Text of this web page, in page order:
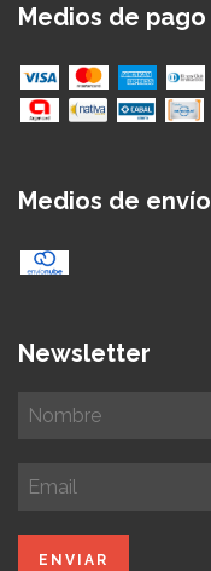
Medios de pago
Medios de envío
Newsletter